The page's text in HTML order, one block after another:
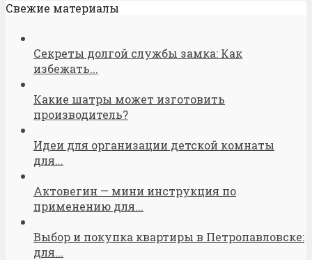
Свежие материалы
Секреты долгой службы замка: Как
избежать...
Какие шатры может изготовить
производитель?
Идеи для организации детской комнаты
для...
Актовегин — мини инструкция по
применению для...
Выбор и покупка квартиры в Петропавловске:
для...